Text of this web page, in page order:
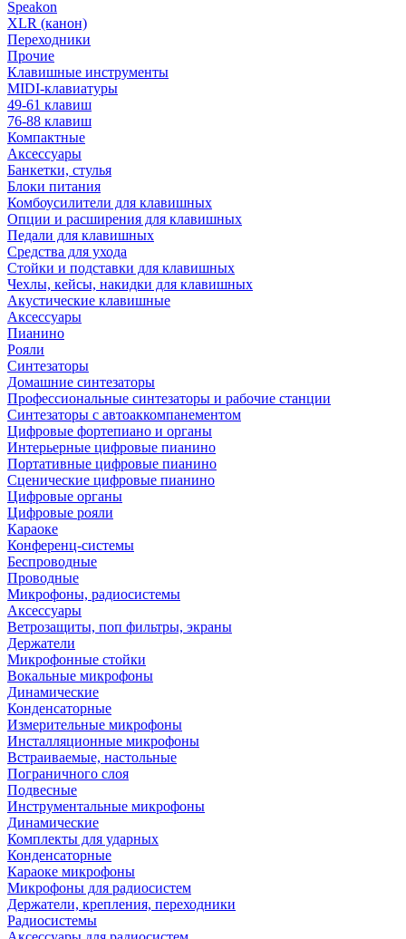
Speakon
XLR (канон)
Переходники
Прочие
Клавишные инструменты
MIDI-клавиатуры
49-61 клавиш
76-88 клавиш
Компактные
Аксессуары
Банкетки, стулья
Блоки питания
Комбоусилители для клавишных
Опции и расширения для клавишных
Педали для клавишных
Средства для ухода
Стойки и подставки для клавишных
Чехлы, кейсы, накидки для клавишных
Акустические клавишные
Аксессуары
Пианино
Рояли
Синтезаторы
Домашние синтезаторы
Профессиональные синтезаторы и рабочие станции
Синтезаторы с автоаккомпанементом
Цифровые фортепиано и органы
Интерьерные цифровые пианино
Портативные цифровые пианино
Сценические цифровые пианино
Цифровые органы
Цифровые рояли
Караоке
Конференц-системы
Беспроводные
Проводные
Микрофоны, радиосистемы
Аксессуары
Ветрозащиты, поп фильтры, экраны
Держатели
Микрофонные стойки
Вокальные микрофоны
Динамические
Конденсаторные
Измерительные микрофоны
Инсталляционные микрофоны
Встраиваемые, настольные
Пограничного слоя
Подвесные
Инструментальные микрофоны
Динамические
Комплекты для ударных
Конденсаторные
Караоке микрофоны
Микрофоны для радиосистем
Держатели, крепления, переходники
Радиосистемы